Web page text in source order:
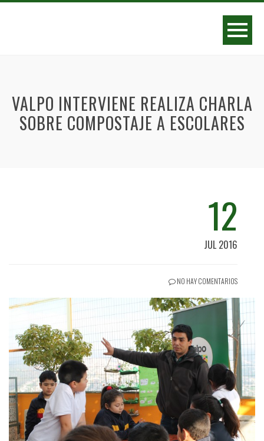
VALPO INTERVIENE REALIZA CHARLA
SOBRE COMPOSTAJE A ESCOLARES
12
JUL 2016
NO HAY COMENTARIOS